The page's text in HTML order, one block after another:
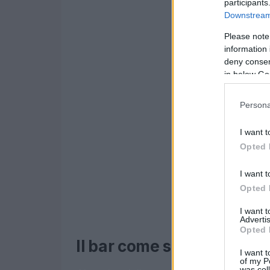
Please
information
deny
in below
I want
Opted
I want
Opted
I want
Opted
I want
of my
Il bar come simbolo di